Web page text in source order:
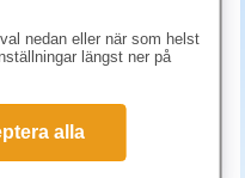
(inkl. moms)
nedan eller när som helst
längst ner på
alla